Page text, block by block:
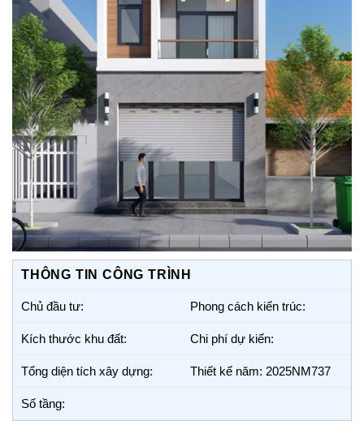
THÔNG TIN CÔNG TRÌNH
Chủ đầu tư: Phong cách kiến trúc:
Kích thước khu đất: Chi phí dự kiến:
Tổng diện tích xây dựng: Thiết kế năm: 2025NM737
Số tầng: